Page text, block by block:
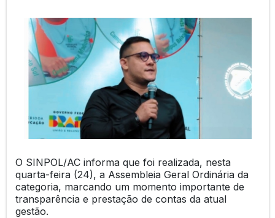
O SINPOL/AC informa que foi realizada, nesta
quarta-feira (24), a Assembleia Geral Ordinária da
categoria, marcando um momento importante de
transparência e prestação de contas da atual
gestão.